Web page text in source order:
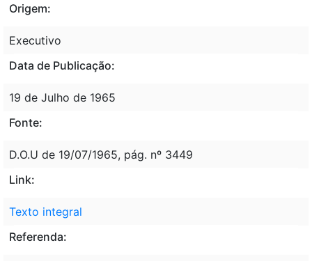
Origem:
Executivo
Data de Publicação:
19 de Julho de 1965
Fonte:
D.O.U de 19/07/1965, pág. nº 3449
Link:
Texto integral
Referenda: